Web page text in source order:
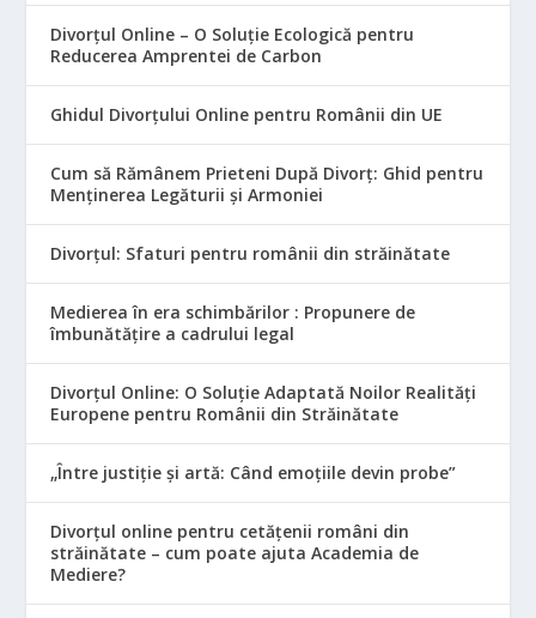
Divorțul Online – O Soluție Ecologică pentru
Reducerea Amprentei de Carbon
Ghidul Divorțului Online pentru Românii din UE
Cum să Rămânem Prieteni După Divorț: Ghid pentru
Menținerea Legăturii și Armoniei
Divorțul: Sfaturi pentru românii din străinătate
Medierea în era schimbărilor : Propunere de
îmbunătățire a cadrului legal
Divorțul Online: O Soluție Adaptată Noilor Realități
Europene pentru Românii din Străinătate
„Între justiție și artă: Când emoțiile devin probe”
Divorțul online pentru cetățenii români din
străinătate – cum poate ajuta Academia de
Mediere?